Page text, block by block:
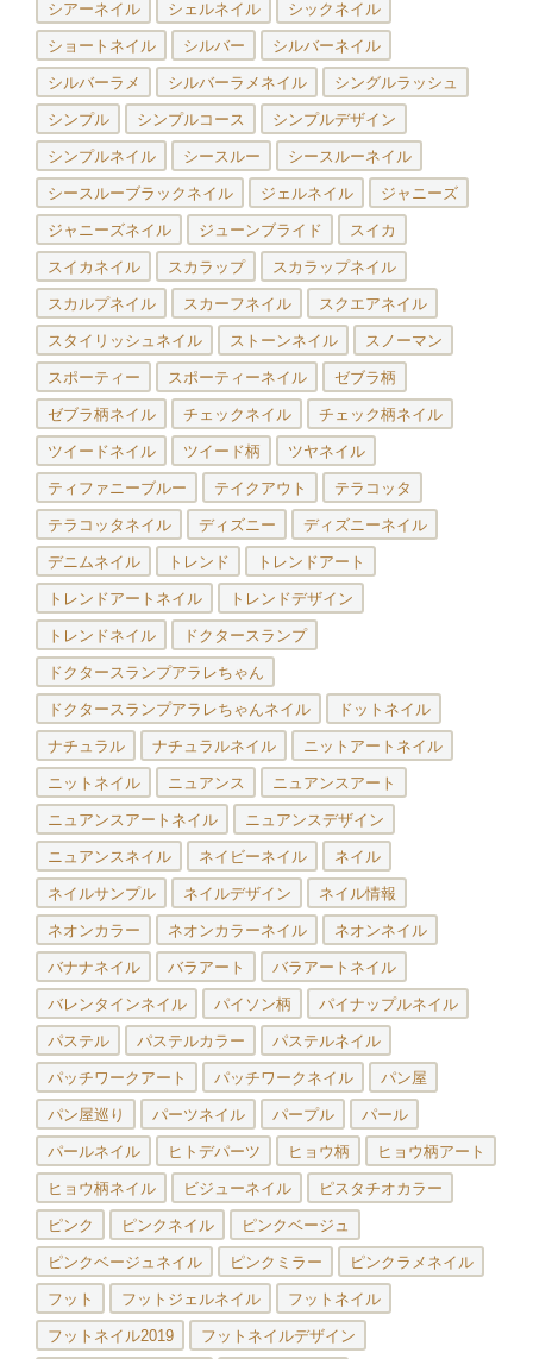
シアーネイル シェルネイル シックネイル
ショートネイル シルバー シルバーネイル
シルバーラメ シルバーラメネイル シングルラッシュ
シンプル シンプルコース シンプルデザイン
シンプルネイル シースルー シースルーネイル
シースルーブラックネイル ジェルネイル ジャニーズ
ジャニーズネイル ジューンブライド スイカ
スイカネイル スカラップ スカラップネイル
スカルプネイル スカーフネイル スクエアネイル
スタイリッシュネイル ストーンネイル スノーマン
スポーティー スポーティーネイル ゼブラ柄
ゼブラ柄ネイル チェックネイル チェック柄ネイル
ツイードネイル ツイード柄 ツヤネイル
ティファニーブルー テイクアウト テラコッタ
テラコッタネイル ディズニー ディズニーネイル
デニムネイル トレンド トレンドアート
トレンドアートネイル トレンドデザイン
トレンドネイル ドクタースランプ
ドクタースランプアラレちゃん
ドクタースランプアラレちゃんネイル ドットネイル
ナチュラル ナチュラルネイル ニットアートネイル
ニットネイル ニュアンス ニュアンスアート
ニュアンスアートネイル ニュアンスデザイン
ニュアンスネイル ネイビーネイル ネイル
ネイルサンプル ネイルデザイン ネイル情報
ネオンカラー ネオンカラーネイル ネオンネイル
バナナネイル バラアート バラアートネイル
バレンタインネイル パイソン柄 パイナップルネイル
パステル パステルカラー パステルネイル
パッチワークアート パッチワークネイル パン屋
パン屋巡り パーツネイル パープル パール
パールネイル ヒトデパーツ ヒョウ柄 ヒョウ柄アート
ヒョウ柄ネイル ビジューネイル ピスタチオカラー
ピンク ピンクネイル ピンクベージュ
ピンクベージュネイル ピンクミラー ピンクラメネイル
フット フットジェルネイル フットネイル
フットネイル2019 フットネイルデザイン